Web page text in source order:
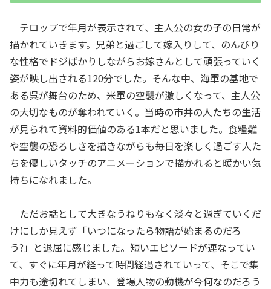
テロップで年月が表示されて、主人公の女の子の日常が
描かれていきます。兄弟と過ごして嫁入りして、のんびり
な性格でドジばかりしながらお嫁さんとして頑張っていく
姿が映し出される120分でした。そんな中、海軍の基地で
ある呉が舞台のため、米軍の空襲が激しくなって、主人公
の大切なものが奪われていく。当時の市井の人たちの生活
が見られて資料的価値のある1本だと思いました。食糧難
や空襲の恐ろしさを描きながらも毎日を楽しく過ごす人た
ちを優しいタッチのアニメーションで描かれると暖かい気
持ちになれました。
ただお話として大きなうねりもなく淡々と過ぎていくだ
けにしか見えず「いつになったら物語が始まるのだろ
う?」と退屈に感じました。短いエピソードが連なってい
て、すぐに年月が経って時間経過されていって、そこで集
中力も途切れてしまい、登場人物の動機が今何なのだろう